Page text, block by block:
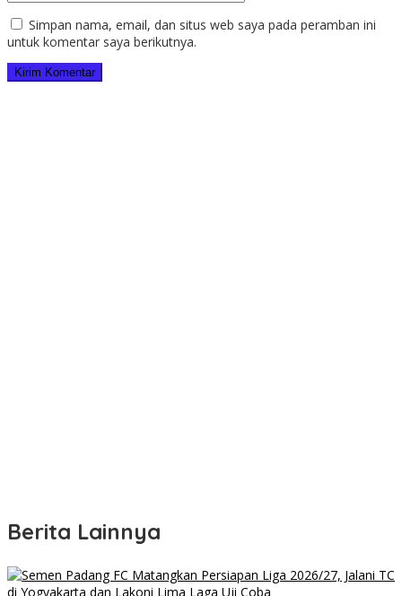
Simpan nama, email, dan situs web saya pada peramban ini
untuk komentar saya berikutnya.
Berita Lainnya